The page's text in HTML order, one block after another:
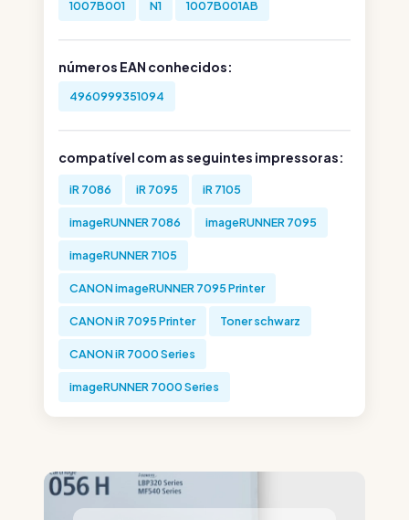
1007B001 N1 1007B001AB
números EAN conhecidos:
4960999351094
compatível com as seguintes impressoras:
iR 7086 iR 7095 iR 7105
imageRUNNER 7086 imageRUNNER 7095
imageRUNNER 7105
CANON imageRUNNER 7095 Printer
CANON iR 7095 Printer Toner schwarz
CANON iR 7000 Series
imageRUNNER 7000 Series